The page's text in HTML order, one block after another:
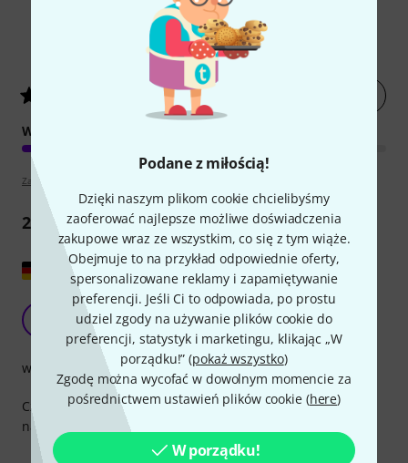
Podane z miłością!
Dzięki naszym plikom cookie chcielibyśmy
zaoferować najlepsze możliwe doświadczenia
zakupowe wraz ze wszystkim, co się z tym wiąże.
Obejmuje to na przykład odpowiednie oferty,
spersonalizowane reklamy i zapamiętywanie
preferencji. Jeśli Ci to odpowiada, po prostu
udziel zgody na używanie plików cookie do
preferencji, statystyk i marketingu, klikając „W
porządku!” (pokaż wszystko)
Zgodę można wycofać w dowolnym momencie za
pośrednictwem ustawień plików cookie (here)
W porządku!
Oceny klientów
/ 5
WYKOŃCZENIE
Zapoznaj się z wytyczymi
2Opinie
Pokaż oryginał
Górne mocowanie
Mathias Andrae 10.04.2022
Część jest pierwszej klasy i można ją regulować bez użycia
narzędzi. Sen.
wykończenie